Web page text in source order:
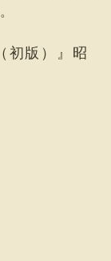
初版）』昭